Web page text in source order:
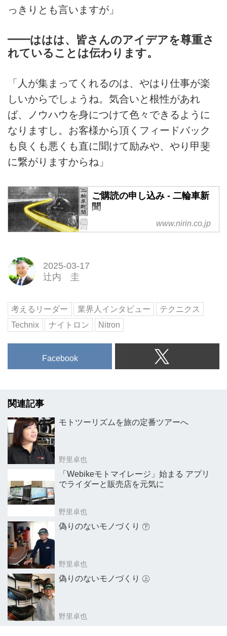
っきりとも言いますが」
━━ははは、皆さんのアイデアを尊重さ
れていることは伝わります。
「人が集まってくれるのは、やはり仕事が楽
しいからでしょうね。気合いと根性があれ
ば、ノウハウを身につけて色々できるように
なりますし。お客様から頂くフィードバック
も良くも悪くも直に聞けて励みや、やり甲斐
に繋がりますからね」
ご購読の申し込み - 二輪車新
聞
www.nirin.co.jp
2025-03-17
辻内 圭
考えるリーダー 業界人インタビュー
テクニクス
Technix
ナイトロン Nitron
Facebook
関連記事
モトツーリズムを旅の定番ツアーへ
野里卓也
「Webikeモトマイレージ」始まる アプリ
でライダーと販売店を元気に
野里卓也
偽りのないモノづくり ㊦
野里卓也
偽りのないモノづくり ㊤
野里卓也